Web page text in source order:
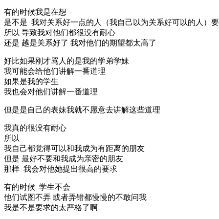
有的时候我是在想
是不是 我对关系好一点的人（我自己以为关系好可以的人）
所以 导致我对他们都很没有耐心
还是 越是关系好了 我对他们的期望都太高了
好比如果刚才骂人的是我的学弟学妹
我可能会给他们讲解一番道理
如果是我的学生
我也会对他们讲解一番道理
但是是自己的表妹我就不愿意去讲解这些道理
我真的很没有耐心
所以
我自己都觉得可以和我成为有距离的朋友
但是 最好不要和我成为亲密的朋友
那样 我会对他她提出很高的要求
有的时候 学生不会
他们试图不弄 或者弄错都慢慢的不敢问我
我是不是要求的太严格了啊